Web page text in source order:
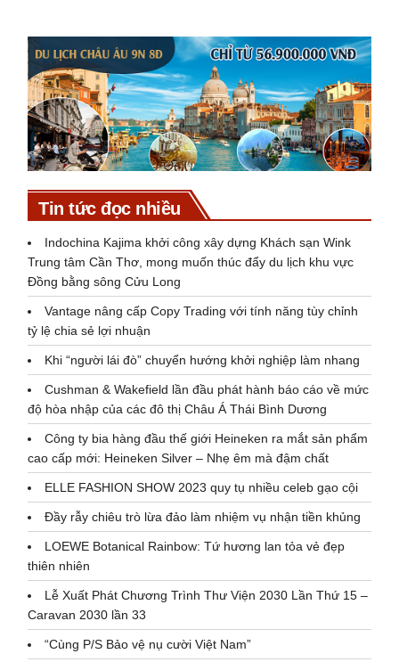
Tin tức đọc nhiều
Indochina Kajima khởi công xây dựng Khách sạn Wink
Trung tâm Cần Thơ, mong muốn thúc đẩy du lịch khu vực
Đồng bằng sông Cửu Long
Vantage nâng cấp Copy Trading với tính năng tùy chỉnh
tỷ lệ chia sẻ lợi nhuận
Khi “người lái đò” chuyển hướng khởi nghiệp làm nhang
Cushman & Wakefield lần đầu phát hành báo cáo về mức
độ hòa nhập của các đô thị Châu Á Thái Bình Dương
Công ty bia hàng đầu thế giới Heineken ra mắt sản phẩm
cao cấp mới: Heineken Silver – Nhẹ êm mà đậm chất
ELLE FASHION SHOW 2023 quy tụ nhiều celeb gạo cội
Đầy rẫy chiêu trò lừa đảo làm nhiệm vụ nhận tiền khủng
LOEWE Botanical Rainbow: Tứ hương lan tỏa vẻ đẹp
thiên nhiên
Lễ Xuất Phát Chương Trình Thư Viện 2030 Lần Thứ 15 –
Caravan 2030 lần 33
“Cùng P/S Bảo vệ nụ cười Việt Nam”